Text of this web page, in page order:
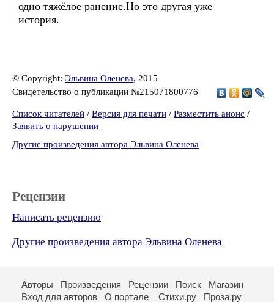
одно тяжёлое ранение.Но это другая уже
история.
© Copyright: Эльвина Оленева, 2015
Свидетельство о публикации №215071800776
Список читателей / Версия для печати / Разместить анонс /
Заявить о нарушении
Другие произведения автора Эльвина Оленева
Рецензии
Написать рецензию
Другие произведения автора Эльвина Оленева
Авторы Произведения Рецензии Поиск
Магазин
Вход для авторов
О портале Стихи.ру Проза.ру